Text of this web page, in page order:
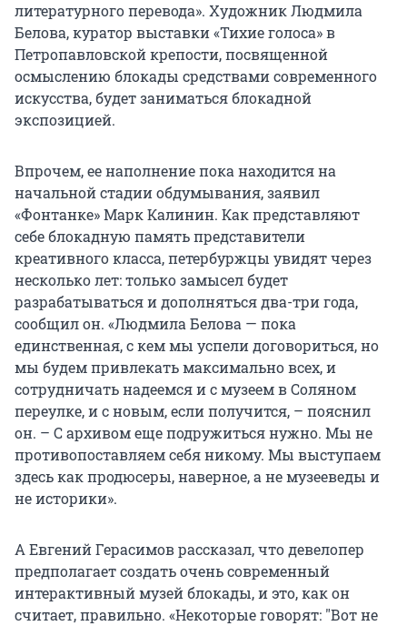
литературного перевода». Художник Людмила
Белова, куратор выставки «Тихие голоса» в
Петропавловской крепости, посвященной
осмыслению блокады средствами современного
искусства, будет заниматься блокадной
экспозицией.
Впрочем, ее наполнение пока находится на
начальной стадии обдумывания, заявил
«Фонтанке» Марк Калинин. Как представляют
себе блокадную память представители
креативного класса, петербуржцы увидят через
несколько лет: только замысел будет
разрабатываться и дополняться два-три года,
сообщил он. «Людмила Белова — пока
единственная, с кем мы успели договориться, но
мы будем привлекать максимально всех, и
сотрудничать надеемся и с музеем в Соляном
переулке, и с новым, если получится, – пояснил
он. – С архивом еще подружиться нужно. Мы не
противопоставляем себя никому. Мы выступаем
здесь как продюсеры, наверное, а не музееведы и
не историки».
А Евгений Герасимов рассказал, что девелопер
предполагает создать очень современный
интерактивный музей блокады, и это, как он
считает, правильно. «Некоторые говорят: "Вот не